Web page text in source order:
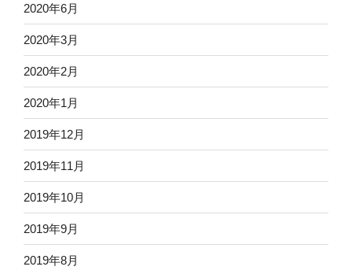
2020年6月
2020年3月
2020年2月
2020年1月
2019年12月
2019年11月
2019年10月
2019年9月
2019年8月